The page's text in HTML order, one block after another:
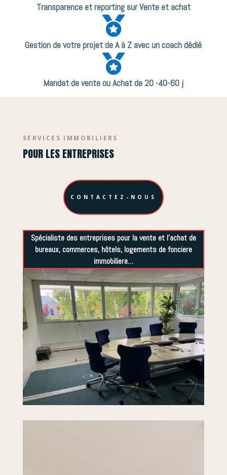
Transparence et reporting sur Vente et achat

Gestion de votre projet de A à Z avec un coach dédié

Mandat de vente ou Achat de 20 -40-60 j
SERVICES IMMOBILIERS
POUR LES ENTREPRISES
CONTACTEZ-NOUS
Spécialiste des entreprises pour la vente et l’achat de
bureaux, commerces, hôtels, logements de fonciere
immobiliere…